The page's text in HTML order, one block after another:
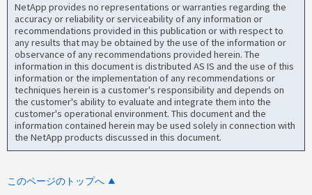
NetApp provides no representations or warranties regarding the
accuracy or reliability or serviceability of any information or
recommendations provided in this publication or with respect to
any results that may be obtained by the use of the information or
observance of any recommendations provided herein. The
information in this document is distributed AS IS and the use of this
information or the implementation of any recommendations or
techniques herein is a customer's responsibility and depends on
the customer's ability to evaluate and integrate them into the
customer's operational environment. This document and the
information contained herein may be used solely in connection with
the NetApp products discussed in this document.
このページのトップへ